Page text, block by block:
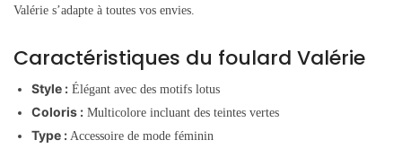
Valérie s’adapte à toutes vos envies.
Caractéristiques du foulard Valérie
Style : Élégant avec des motifs lotus
Coloris : Multicolore incluant des teintes vertes
Type : Accessoire de mode féminin